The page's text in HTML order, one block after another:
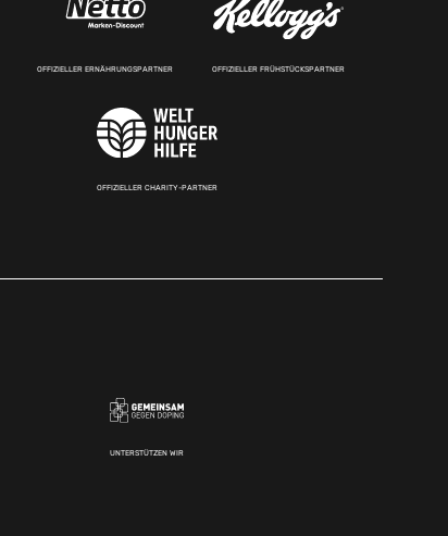
OFFIZIELLER ERNÄHRUNGSPARTNER OFFIZIELLER FRÜHSTÜCKSPARTNER
OFFIZIELLER CHARITY-PARTNER
UNTERSTÜTZEN WIR